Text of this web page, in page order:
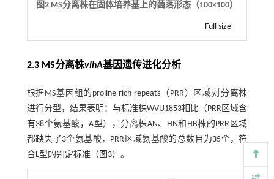
图2 MS分离株在固体培养基上的菌落形态（100×100）
Full size
2.3 MS分离株vlhA基因遗传进化分析
根据MS基因组的proline-rich repeats（PRR）区域对分离株
进行分型，结果表明：与标准株WVU1853相比（PRR区域含
有38个氨基酸，A型），分离株AN、HN和HB株的PRR区域
都缺失了3个氨基酸，PRR区域氨基酸的总数目为35个，符
合L型的判定标准（ 图3）。